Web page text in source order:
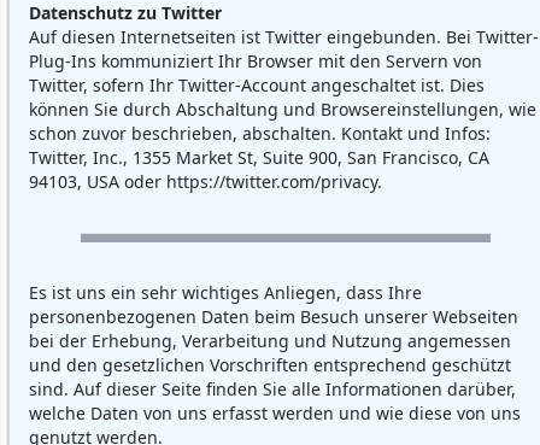
Datenschutz zu Twitter
Auf diesen Internetseiten ist Twitter eingebunden. Bei Twitter-
Plug-Ins kommuniziert Ihr Browser mit den Servern von
Twitter, sofern Ihr Twitter-Account angeschaltet ist. Dies
können Sie durch Abschaltung und Browsereinstellungen, wie
schon zuvor beschrieben, abschalten. Kontakt und Infos:
Twitter, Inc., 1355 Market St, Suite 900, San Francisco, CA
94103, USA oder https://twitter.com/privacy.
Es ist uns ein sehr wichtiges Anliegen, dass Ihre
personenbezogenen Daten beim Besuch unserer Webseiten
bei der Erhebung, Verarbeitung und Nutzung angemessen
und den gesetzlichen Vorschriften entsprechend geschützt
sind. Auf dieser Seite finden Sie alle Informationen darüber,
welche Daten von uns erfasst werden und wie diese von uns
genutzt werden.